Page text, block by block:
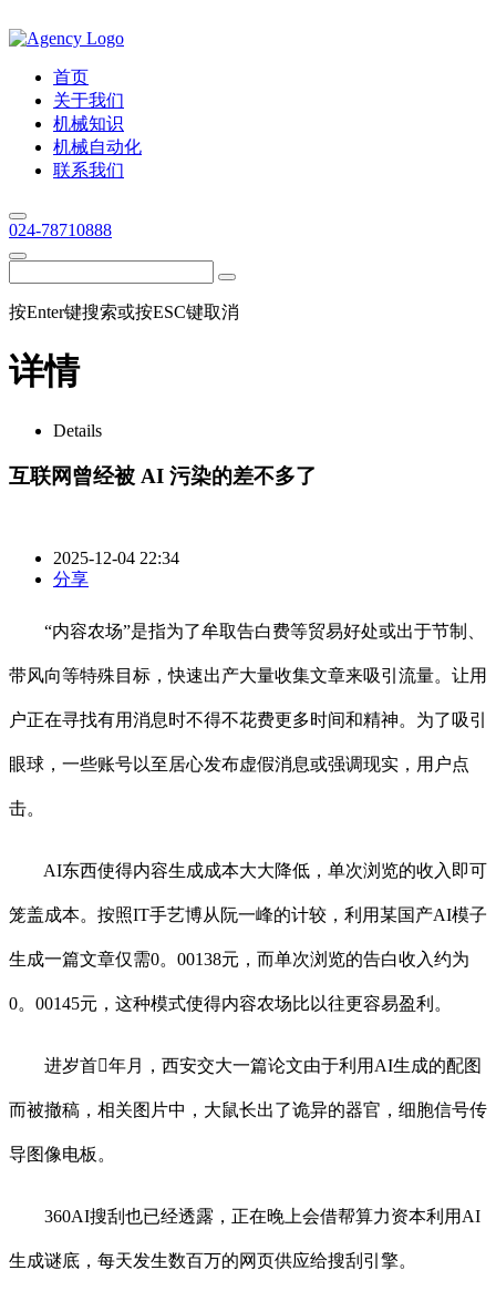
首页
关于我们
机械知识
机械自动化
联系我们
024-78710888
按Enter键搜索或按ESC键取消
详情
Details
互联网曾经被 AI 污染的差不多了
2025-12-04 22:34
分享
“内容农场”是指为了牟取告白费等贸易好处或出于节制、
带风向等特殊目标，快速出产大量收集文章来吸引流量。让用
户正在寻找有用消息时不得不花费更多时间和精神。为了吸引
眼球，一些账号以至居心发布虚假消息或强调现实，用户点
击。
AI东西使得内容生成成本大大降低，单次浏览的收入即可
笼盖成本。按照IT手艺博从阮一峰的计较，利用某国产AI模子
生成一篇文章仅需0。00138元，而单次浏览的告白收入约为
0。00145元，这种模式使得内容农场比以往更容易盈利。
进岁首年月，西安交大一篇论文由于利用AI生成的配图
而被撤稿，相关图片中，大鼠长出了诡异的器官，细胞信号传
导图像电板。
360AI搜刮也已经透露，正在晚上会借帮算力资本利用AI
生成谜底，每天发生数百万的网页供应给搜刮引擎。